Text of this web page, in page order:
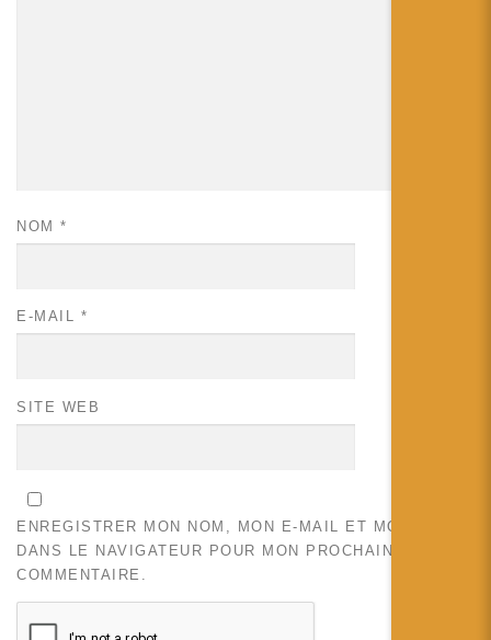
NOM *
E-MAIL *
SITE WEB
ENREGISTRER MON NOM, MON E-MAIL ET MON SITE
DANS LE NAVIGATEUR POUR MON PROCHAIN
COMMENTAIRE.